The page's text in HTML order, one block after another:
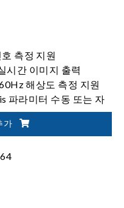
측정 지원
시간 이미지 출력
해상도 측정 지원
파라미터 수동 또는 자
가